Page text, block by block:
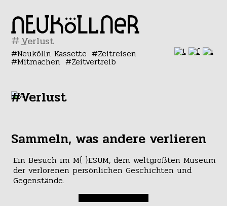
#
Neukölln Kassette Zeitreisen
Mitmachen Zeitvertreib
#Verlust
Sammeln, was andere verlieren
Ein Besuch im M{ }ESUM, dem weltgrößten Museum
der verlorenen persönlichen Geschichten und
Gegenstände.